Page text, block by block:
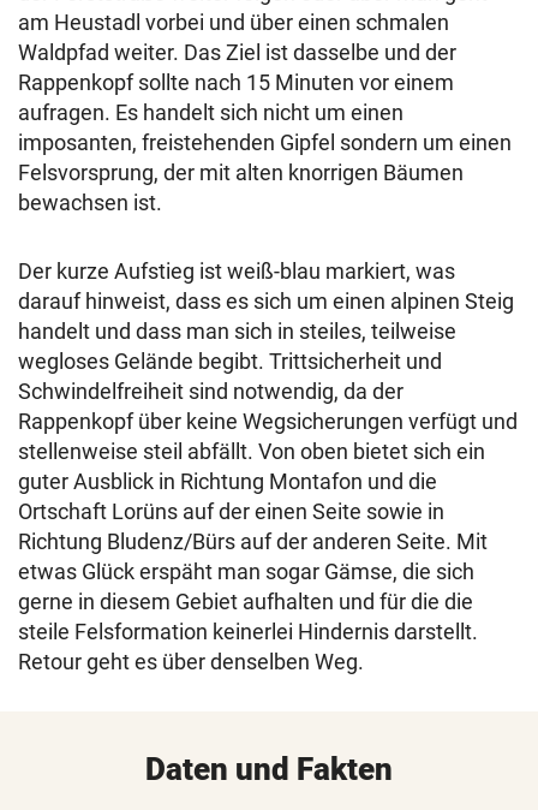
am Heustadl vorbei und über einen schmalen
Waldpfad weiter. Das Ziel ist dasselbe und der
Rappenkopf sollte nach 15 Minuten vor einem
aufragen. Es handelt sich nicht um einen
imposanten, freistehenden Gipfel sondern um einen
Felsvorsprung, der mit alten knorrigen Bäumen
bewachsen ist.
Der kurze Aufstieg ist weiß-blau markiert, was
darauf hinweist, dass es sich um einen alpinen Steig
handelt und dass man sich in steiles, teilweise
wegloses Gelände begibt. Trittsicherheit und
Schwindelfreiheit sind notwendig, da der
Rappenkopf über keine Wegsicherungen verfügt und
stellenweise steil abfällt. Von oben bietet sich ein
guter Ausblick in Richtung Montafon und die
Ortschaft Lorüns auf der einen Seite sowie in
Richtung Bludenz/Bürs auf der anderen Seite. Mit
etwas Glück erspäht man sogar Gämse, die sich
gerne in diesem Gebiet aufhalten und für die die
steile Felsformation keinerlei Hindernis darstellt.
Retour geht es über denselben Weg.
Daten und Fakten